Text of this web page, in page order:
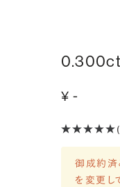
0.300ct
¥ -
(
御成約済
を変更し